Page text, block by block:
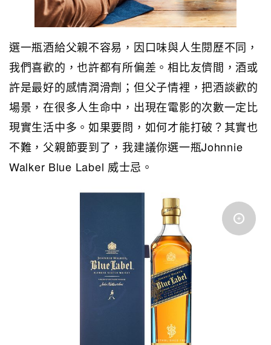
選一瓶酒給父親不容易，因口味與人生閱歷不同，
我們喜歡的，也許都有所偏差。相比友儕間，酒或
許是最好的感情潤滑劑；但父子情裡，把酒談歡的
場景，在很多人生命中，出現在電影的次數一定比
現實生活中多。如果要問，如何才能打破？其實也
不難，父親節要到了，我建議你選一瓶Johnnie
Walker Blue Label 威士忌。